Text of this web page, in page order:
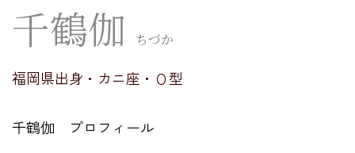
千鶴伽 ちづか
福岡県出身・カニ座・Ｏ型
千鶴伽 プロフィール